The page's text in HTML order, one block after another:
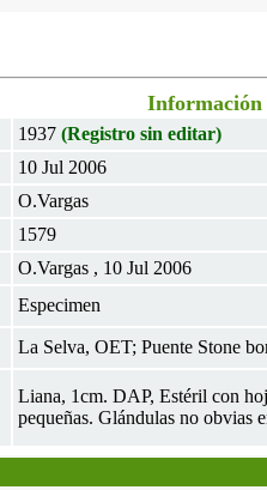
Información
1937 (Registro sin editar)
10 Jul 2006
O.Vargas
1579
O.Vargas , 10 Jul 2006
Especimen
La Selva, OET; Puente Stone
Liana, 1cm. DAP, Estéril con
pequeñas. Glándulas no obvias